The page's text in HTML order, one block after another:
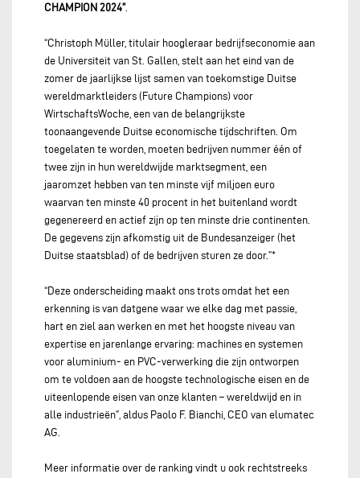
CHAMPION 2024”.
“Christoph Müller, titulair hoogleraar bedrijfseconomie aan
de Universiteit van St. Gallen, stelt aan het eind van de
zomer de jaarlijkse lijst samen van toekomstige Duitse
wereldmarktleiders (Future Champions) voor
WirtschaftsWoche, een van de belangrijkste
toonaangevende Duitse economische tijdschriften. Om
toegelaten te worden, moeten bedrijven nummer één of
twee zijn in hun wereldwijde marktsegment, een
jaaromzet hebben van ten minste vijf miljoen euro
waarvan ten minste 40 procent in het buitenland wordt
gegenereerd en actief zijn op ten minste drie continenten.
De gegevens zijn afkomstig uit de Bundesanzeiger (het
Duitse staatsblad) of de bedrijven sturen ze door.”*
“Deze onderscheiding maakt ons trots omdat het een
erkenning is van datgene waar we elke dag met passie,
hart en ziel aan werken en met het hoogste niveau van
expertise en jarenlange ervaring: machines en systemen
voor aluminium- en PVC-verwerking die zijn ontworpen
om te voldoen aan de hoogste technologische eisen en de
uiteenlopende eisen van onze klanten – wereldwijd en in
alle industrieën”, aldus Paolo F. Bianchi, CEO van elumatec
AG.
Meer informatie over de ranking vindt u ook rechtstreeks